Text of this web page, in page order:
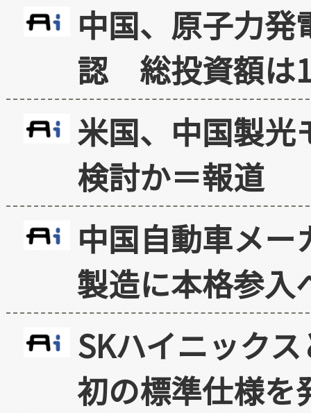
中国、原子力
認 総投資額は
米国、中国製光
検討か＝報道
中国自動車メ
製造に本格参入
SKハイニック
初の標準仕様を